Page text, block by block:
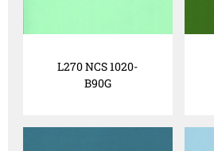
L270 NCS 1020-
B90G